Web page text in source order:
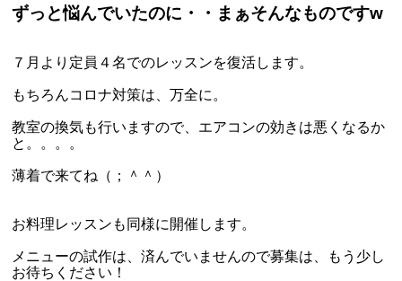
ずっと悩んでいたのに・・まぁそんなものですw
７月より定員４名でのレッスンを復活します。
もちろんコロナ対策は、万全に。
教室の換気も行いますので、エアコンの効きは悪くなるか
と。。。。
薄着で来てね（；＾＾）
お料理レッスンも同様に開催します。
メニューの試作は、済んでいませんので募集は、もう少し
お待ちください！